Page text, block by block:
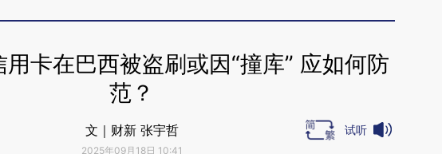
卡在巴西被盗刷或因“撞库” 应如何防
范？
文｜财新 张宇哲
2025年09月18日 10:41
试听